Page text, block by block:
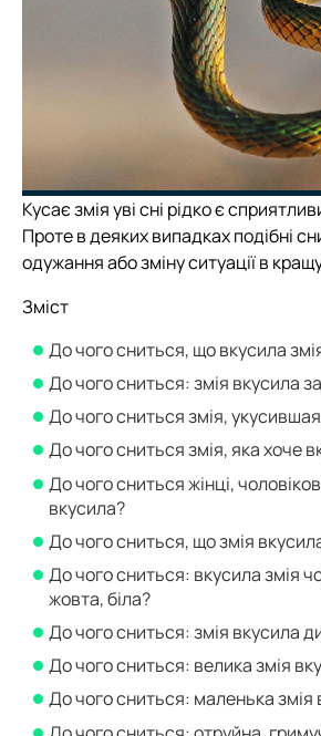
Кусає змія уві сні рідко є
Проте в деяких випадках подібні
одужання або зміну ситуації в
Зміст
До чого сниться, що вкусила
До чого сниться: змія вкусила
До чого сниться змія,
До чого сниться змія, яка хоче
До чого сниться жінці,
вкусила?
До чого сниться, що змія
До чого сниться: вкусила змія
жовта, біла?
До чого сниться: змія вкусила
До чого сниться: велика змія
До чого сниться: маленька змія